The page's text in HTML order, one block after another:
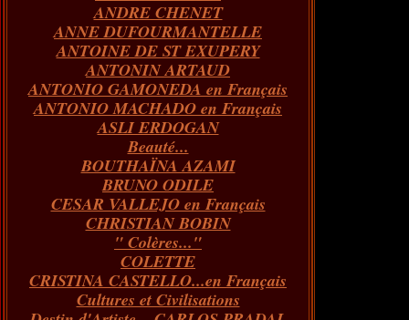
Janvier(60)
Février(68)
Janvier(86)
Mars(65)
Février(70)
Janvier(66)
Avril(76)
Mars(66)
Février(67)
Janvier(73)
Mai(82)
Avril(62)
Mars(66)
Février(55)
Janvier(43)
Juin(84)
Mai(89)
Avril(59)
Mars(73)
Février(54)
Janvier(51)
Juillet(72)
Juin(65)
Mai(97)
Avril(73)
Mars(100)
Février(146)
Janvier(124)
Août(40)
Juillet(31)
Juin(26)
ANDRE CHENET
ANNE DUFOURMANTELLE
ANTOINE DE ST EXUPERY
ANTONIN ARTAUD
ANTONIO GAMONEDA en Français
ANTONIO MACHADO en Français
ASLI ERDOGAN
Beauté...
BOUTHAÏNA AZAMI
BRUNO ODILE
CESAR VALLEJO en Français
CHRISTIAN BOBIN
" Colères..."
COLETTE
CRISTINA CASTELLO...en Français
Cultures et Civilisations